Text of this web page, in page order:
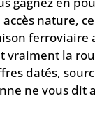
nature,
ferroviaire
vraiment la
datés,
ne vous dit